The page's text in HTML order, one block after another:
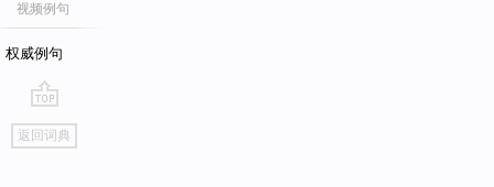
视频例句
权威例句
go
top
返回词典